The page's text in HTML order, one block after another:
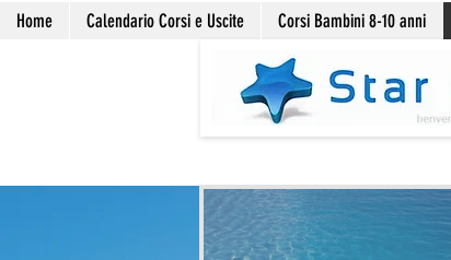
Home Calendario Corsi e Uscite Corsi Bambini 8-10 anni